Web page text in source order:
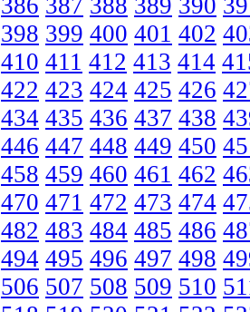
386 387 388 389 390
398 399 400 401 402
410 411 412 413 414
422 423 424 425 426
434 435 436 437 438
446 447 448 449 450
458 459 460 461 462
470 471 472 473 474
482 483 484 485 486
494 495 496 497 498
506 507 508 509 510